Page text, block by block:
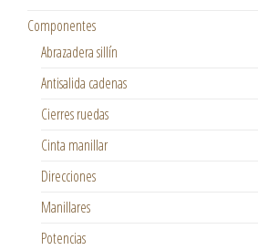
Componentes
Abrazadera sillín
Antisalida cadenas
Cierres ruedas
Cinta manillar
Direcciones
Manillares
Potencias